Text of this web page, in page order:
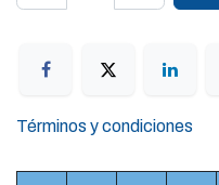
Términos y condiciones